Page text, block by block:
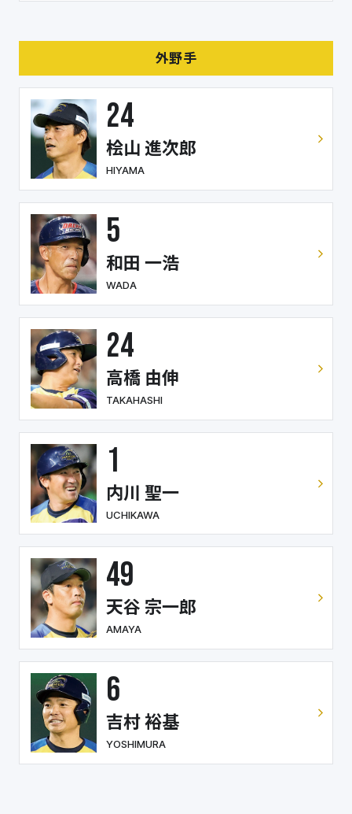
外野手
24
桧山 進次郎
HIYAMA
5
和田 一浩
WADA
24
高橋 由伸
TAKAHASHI
1
内川 聖一
UCHIKAWA
49
天谷 宗一郎
AMAYA
6
吉村 裕基
YOSHIMURA